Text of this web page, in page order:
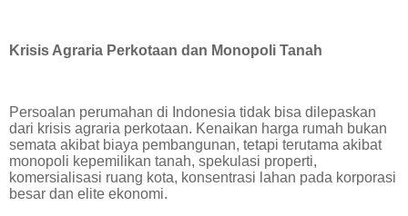
Krisis Agraria Perkotaan dan Monopoli Tanah
Persoalan perumahan di Indonesia tidak bisa dilepaskan
dari krisis agraria perkotaan. Kenaikan harga rumah bukan
semata akibat biaya pembangunan, tetapi terutama akibat
monopoli kepemilikan tanah, spekulasi properti,
komersialisasi ruang kota, konsentrasi lahan pada korporasi
besar dan elite ekonomi.